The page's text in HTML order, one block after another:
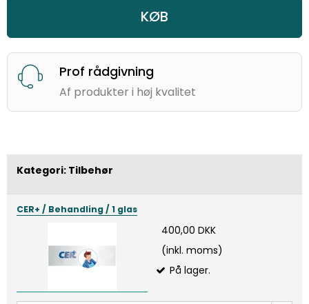
KØB
Prof rådgivning
Af produkter i høj kvalitet
Kategori: Tilbehør
CER+ / Behandling / 1 glas
400,00 DKK
(inkl. moms)
På lager.